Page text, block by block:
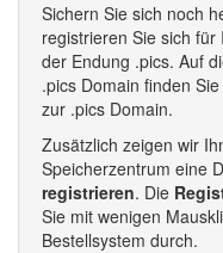
Sichern Sie sich noch
registrieren Sie sich
der Endung .pics. Auf
.pics Domain finden
zur .pics Domain.
Zusätzlich zeigen wir
Speicherzentrum eine
registrieren. Die
Sie mit wenigen
Bestellsystem durch.